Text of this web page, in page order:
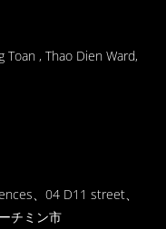
, Thao Dien Ward,
、04 D11 street、
チミン市